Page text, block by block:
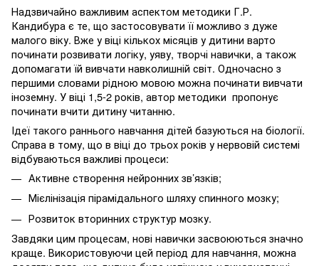
Надзвичайно важливим аспектом методики Г.Р.
Кандибура є те, що застосовувати її можливо з дуже
малого віку. Вже у віці кількох місяців у дитини варто
починати розвивати логіку, уяву, творчі навички, а також
допомагати їй вивчати навколишній світ. Одночасно з
першими словами рідною мовою можна починати вивчати
іноземну. У віці 1,5-2років, автор методики пропонує
починати вчити дитину читанню.
Ідеї такого раннього навчання дітей базуються на біології.
Справа в тому, що в віці до трьох років у нервовій системі
відбуваються важливі процеси:
Активне створення нейронних зв’язків;
Мієлінізація пірамідального шляху спинного мозку;
Розвиток вторинних структур мозку.
Завдяки цим процесам, нові навички засвоюються значно
краще. Використовуючи цей період для навчання, можна